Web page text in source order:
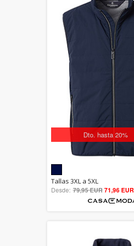
Dto. hasta 20%
5.00
out of 5
Tallas 3XL a 5XL
Desde: 79,95 EUR71,96 EUR